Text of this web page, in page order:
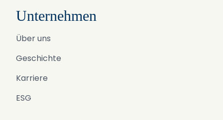
Unternehmen
Über uns
Geschichte
Karriere
ESG